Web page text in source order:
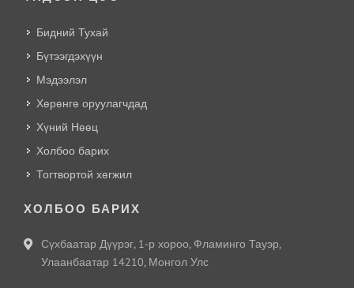
Бидний Тухай
Бүтээгдэхүүн
Мэдээлэл
Хөрөнгө оруулагчдад
Хүний Нөөц
Холбоо барих
Тогтвортой хөгжил
ХОЛБОО БАРИХ
Сүхбаатар Дүүрэг, 1-р хороо, Фламинго Тауэр,
Улаанбаатар 14210, Монгол Улс